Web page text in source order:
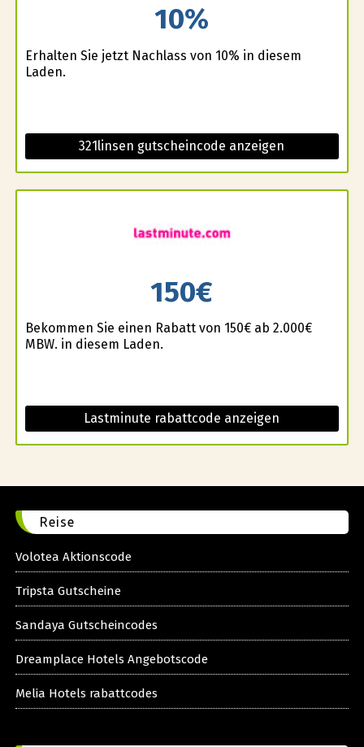
10%
Erhalten Sie jetzt Nachlass von 10% in diesem
Laden.
321linsen gutscheincode anzeigen
150€
Bekommen Sie einen Rabatt von 150€ ab 2.000€
MBW. in diesem Laden.
Lastminute rabattcode anzeigen
Reise
Volotea Aktionscode
Tripsta Gutscheine
Sandaya Gutscheincodes
Dreamplace Hotels Angebotscode
Melia Hotels rabattcodes